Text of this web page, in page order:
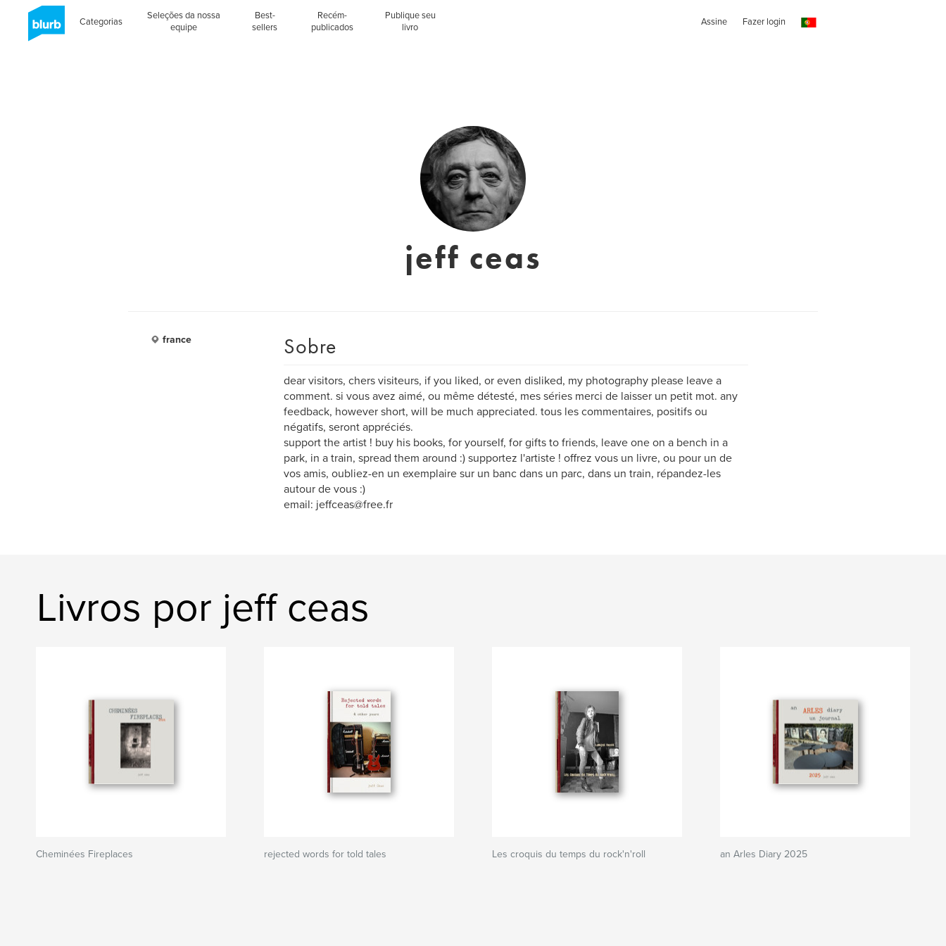
Categorias
Seleções da nossa
equipe
Best-
sellers
Recém-
publicados
Publique seu
livro
Assine Fazer login
jeff ceas
france Sobre
dear visitors, chers visiteurs, if you liked, or even disliked, my photography please leave a
comment. si vous avez aimé, ou même détesté, mes séries merci de laisser un petit mot. any
feedback, however short, will be much appreciated. tous les commentaires, positifs ou
négatifs, seront appréciés.
support the artist ! buy his books, for yourself, for gifts to friends, leave one on a bench in a
park, in a train, spread them around :) supportez l'artiste ! offrez vous un livre, ou pour un de
vos amis, oubliez-en un exemplaire sur un banc dans un parc, dans un train, répandez-les
autour de vous :)
email: jeffceas@free.fr
Livros por jeff ceas
Cheminées Fireplaces rejected words for told tales Les croquis du temps du rock'n'roll an Arles Diary 2025